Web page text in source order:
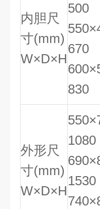
内胆尺
寸(mm)
W×D×H
500
670
830
外形尺
寸(mm)
W×D×H
1080
1530